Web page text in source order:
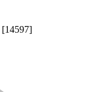
[14597]